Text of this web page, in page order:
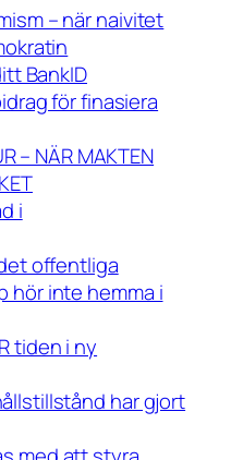
– när naivitet
BankID
för finasiera
– NÄR MAKTEN
i
offentliga
hör inte hemma i
tiden i ny
har gjort